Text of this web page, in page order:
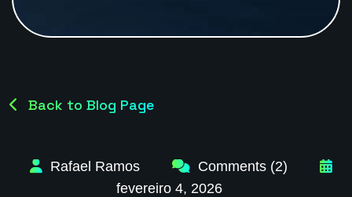
Back to Blog Page
Rafael Ramos
Comments (2)
fevereiro 4, 2026